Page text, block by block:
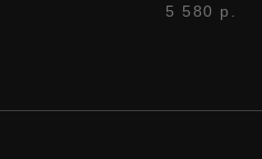
5 580 р.